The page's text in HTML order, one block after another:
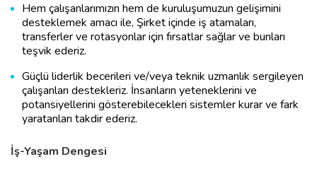
Hem çalışanlarımızın hem de kuruluşumuzun gelişimini
desteklemek amacı ile, Şirket içinde iş atamaları,
transferler ve rotasyonlar için fırsatlar sağlar ve bunları
teşvik ederiz.
Güçlü liderlik becerileri ve/veya teknik uzmanlık sergileyen
çalışanları destekleriz. İnsanların yeteneklerini ve
potansiyellerini gösterebilecekleri sistemler kurar ve fark
yaratanları takdir ederiz.
İş-Yaşam Dengesi